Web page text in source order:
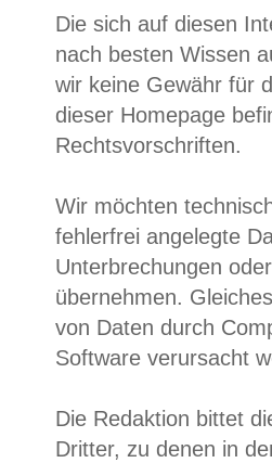
Die sich auf diesen
nach besten Wissen
wir keine Gewähr für
dieser Homepage
Rechtsvorschriften.
Wir möchten
fehlerfrei angelegte
Unterbrechungen
übernehmen.
von Daten durch
Software verursacht
Die Redaktion bittet
Dritter, zu denen in